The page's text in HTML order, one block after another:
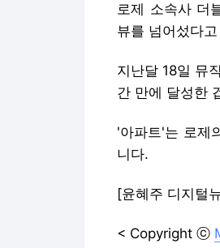
로제 소속사 더
뷰를 넘어섰다
지난달 18일 뮤
간 만에 달성한
'아파트'는 로제
니다.
[윤혜주 디지털
< Copyright ⓒ